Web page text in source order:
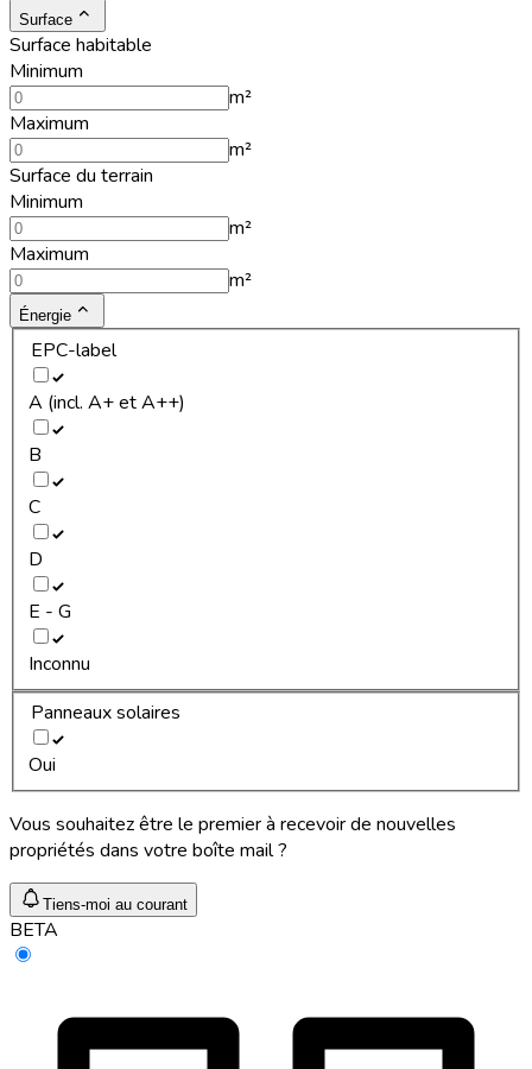
Surface
Surface habitable
Minimum
m²
Maximum
m²
Surface du terrain
Minimum
m²
Maximum
m²
Énergie
EPC-label
A (incl. A+ et A++)
B
C
D
E - G
Inconnu
Panneaux solaires
Oui
Vous souhaitez être le premier à recevoir de nouvelles
propriétés dans votre boîte mail ?
Tiens-moi au courant
BETA